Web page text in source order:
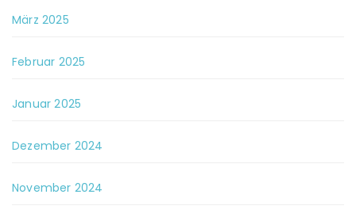
März 2025
Februar 2025
Januar 2025
Dezember 2024
November 2024